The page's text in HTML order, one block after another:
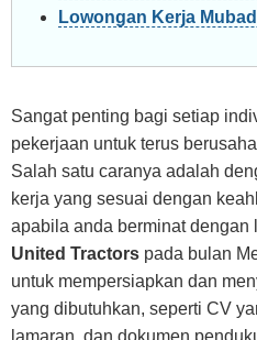
Lowongan Kerja
Sangat penting bagi setiap
pekerjaan untuk terus
Salah satu caranya adalah
kerja yang sesuai dengan
apabila anda berminat dengan
United Tractors pada bulan
untuk mempersiapkan dan
yang dibutuhkan, seperti CV
lamaran, dan dokumen